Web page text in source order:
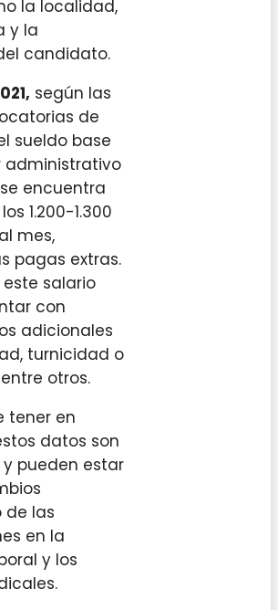
la localidad,
y la
candidato.
según las
de
sueldo base
administrativo
se encuentra
1.200-1.300
mes,
pagas extras.
salario
con
adicionales
turnicidad o
otros.
tener en
datos son
pueden estar
de las
en la
y los